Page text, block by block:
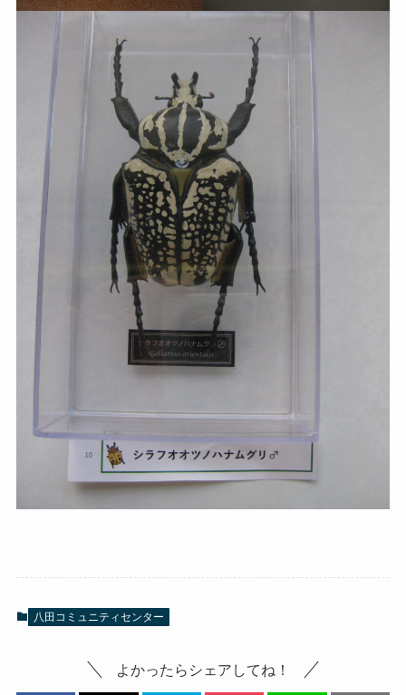
八田コミュニティセンター
よかったらシェアしてね！